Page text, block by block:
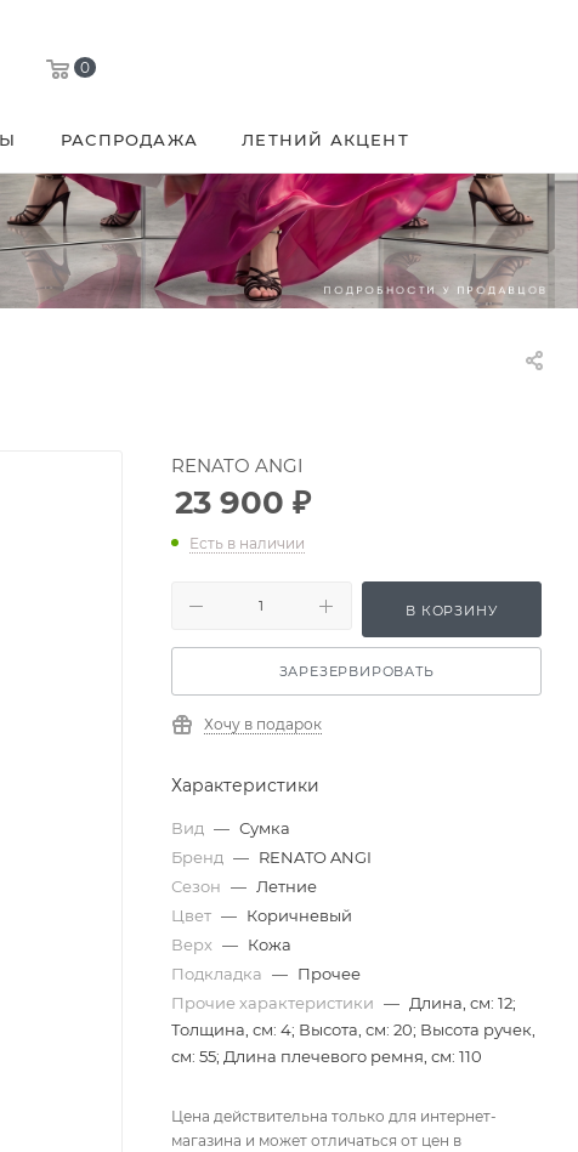
0
РАСПРОДАЖА ЛЕТНИЙ АКЦЕНТ
RENATO ANGI
23 900 ₽
Есть в наличии
В КОРЗИНУ
ЗАРЕЗЕРВИРОВАТЬ
Хочу в подарок
Характеристики
Вид — Сумка
Бренд — RENATO ANGI
Сезон — Летние
Цвет — Коричневый
Верх — Кожа
Подкладка — Прочее
Прочие характеристики — Длина, см: 12;
Толщина, см: 4; Высота, см: 20; Высота ручек,
см: 55; Длина плечевого ремня, см: 110
Цена действительна только для интернет-
магазина и может отличаться от цен в